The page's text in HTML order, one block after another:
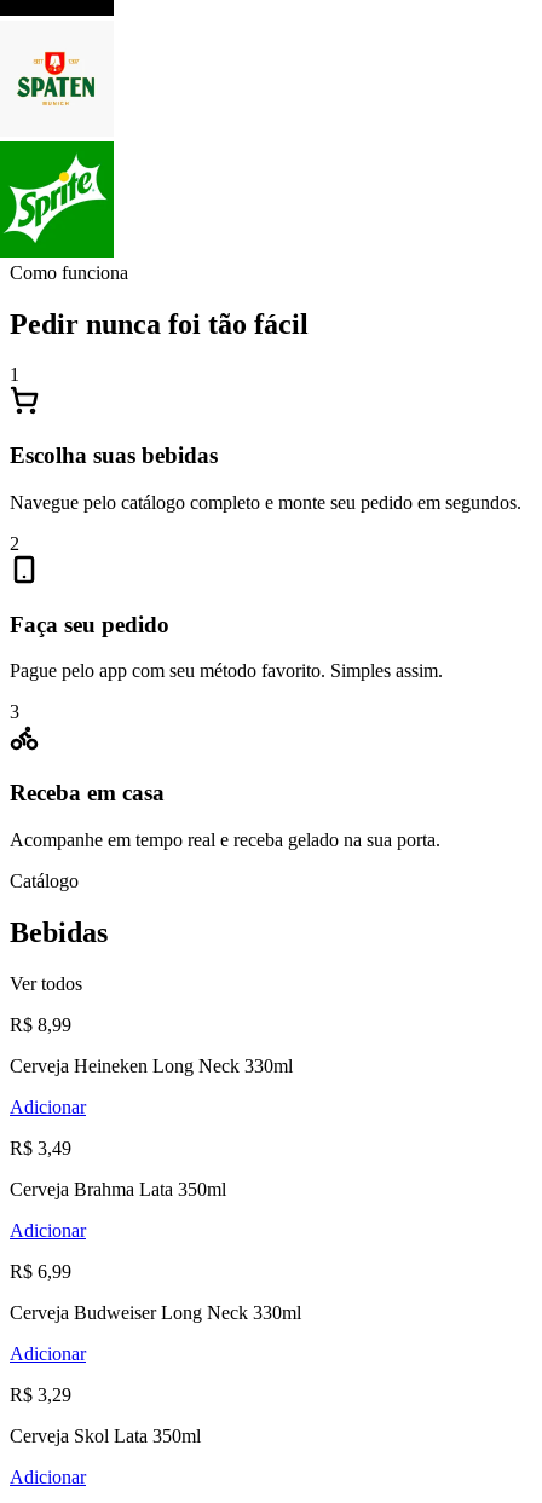
Como funciona
Pedir nunca foi tão fácil
1
Escolha suas bebidas
Navegue pelo catálogo completo e monte seu pedido em segundos.
2
Faça seu pedido
Pague pelo app com seu método favorito. Simples assim.
3
Receba em casa
Acompanhe em tempo real e receba gelado na sua porta.
Catálogo
Bebidas
Ver todos
R$ 8,99
Cerveja Heineken Long Neck 330ml
Adicionar
R$ 3,49
Cerveja Brahma Lata 350ml
Adicionar
R$ 6,99
Cerveja Budweiser Long Neck 330ml
Adicionar
R$ 3,29
Cerveja Skol Lata 350ml
Adicionar